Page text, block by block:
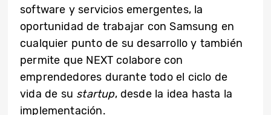
software y servicios emergentes, la
oportunidad de trabajar con Samsung en
cualquier punto de su desarrollo y también
permite que NEXT colabore con
emprendedores durante todo el ciclo de
vida de su startup, desde la idea hasta la
implementación.